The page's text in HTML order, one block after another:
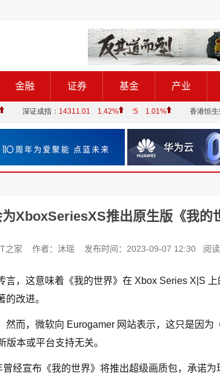
金融 证券 基金 产业
XboxSeriesXS推出原生版《我的
之家 作者：沐瑶 发布时间：2023-09-07 12:30 阅
言，这意味着《我的世界》在 Xbox Series X|S
改进。
然而，微软向 Eurogamer 网站表示，这只是因为
本或平台支持无关。
曾经宣布《我的世界》将推出超级画质包，承诺